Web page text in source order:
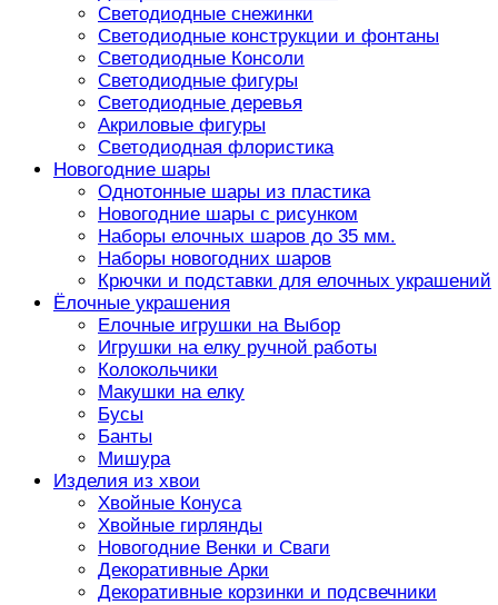
Светодиодные снежинки
Светодиодные конструкции и фонтаны
Светодиодные Консоли
Светодиодные фигуры
Светодиодные деревья
Акриловые фигуры
Светодиодная флористика
Новогодние шары
Однотонные шары из пластика
Новогодние шары с рисунком
Наборы елочных шаров до 35 мм.
Наборы новогодних шаров
Крючки и подставки для елочных украшений
Ёлочные украшения
Елочные игрушки на Выбор
Игрушки на елку ручной работы
Колокольчики
Макушки на елку
Бусы
Банты
Мишура
Изделия из хвои
Хвойные Конуса
Хвойные гирлянды
Новогодние Венки и Сваги
Декоративные Арки
Декоративные корзинки и подсвечники